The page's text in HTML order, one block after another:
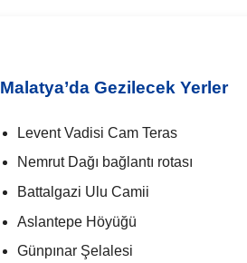
Malatya’da Gezilecek Yerler
Levent Vadisi Cam Teras
Nemrut Dağı bağlantı rotası
Battalgazi Ulu Camii
Aslantepe Höyüğü
Günpınar Şelalesi